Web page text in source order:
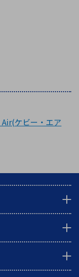
ケビー・エア